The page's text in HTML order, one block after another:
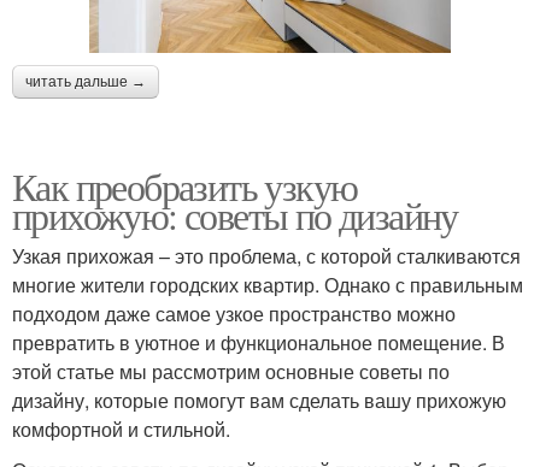
читать дальше →
Как преобразить узкую
прихожую: советы по дизайну
Узкая прихожая – это проблема, с которой сталкиваются
многие жители городских квартир. Однако с правильным
подходом даже самое узкое пространство можно
превратить в уютное и функциональное помещение. В
этой статье мы рассмотрим основные советы по
дизайну, которые помогут вам сделать вашу прихожую
комфортной и стильной.